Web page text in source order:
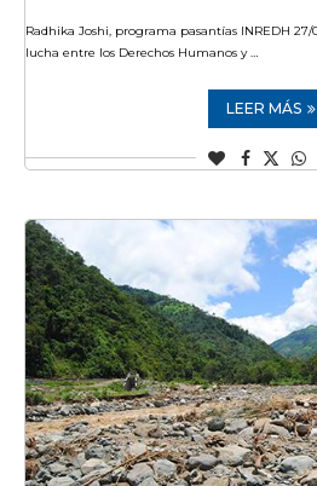
Radhika Joshi, programa pasantías INREDH 27/
lucha entre los Derechos Humanos y …
LEER MÁS